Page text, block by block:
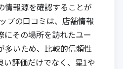
情報源を確認することが
プの口コミは、店舗情報
にその場所を訪れたユー
多いため、比較的信頼性
い評価だけでなく、星1や